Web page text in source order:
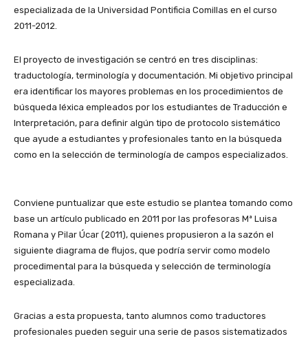
especializada de la Universidad Pontificia Comillas en el curso
2011-2012.
El proyecto de investigación se centró en tres disciplinas:
traductología, terminología y documentación. Mi objetivo principal
era identificar los mayores problemas en los procedimientos de
búsqueda léxica empleados por los estudiantes de Traducción e
Interpretación, para definir algún tipo de protocolo sistemático
que ayude a estudiantes y profesionales tanto en la búsqueda
como en la selección de terminología de campos especializados.
Conviene puntualizar que este estudio se plantea tomando como
base un artículo publicado en 2011 por las profesoras Mª Luisa
Romana y Pilar Úcar (2011), quienes propusieron a la sazón el
siguiente diagrama de flujos, que podría servir como modelo
procedimental para la búsqueda y selección de terminología
especializada.
Gracias a esta propuesta, tanto alumnos como traductores
profesionales pueden seguir una serie de pasos sistematizados